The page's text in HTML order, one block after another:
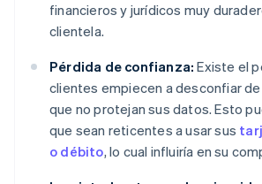
financieros y jurídicos muy
clientela.
Pérdida de confianza: Existe el
clientes empiecen a desconfiar
que no protejan sus datos. Esto
que sean reticentes a usar sus
o débito, lo cual influiría en su